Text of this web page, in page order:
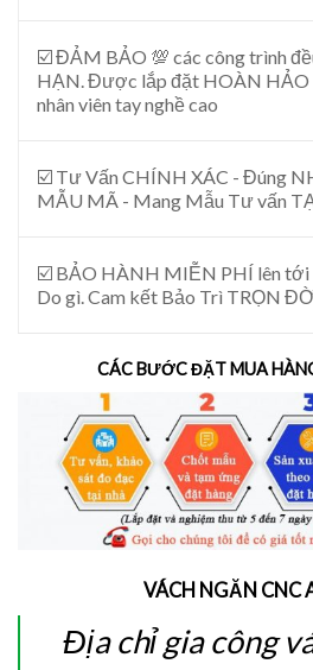
☑️ ĐẢM BẢO 💯 các công trình
HẠN. Được lắp đặt HOÀN
nhân viên tay nghề cao
☑️ Tư Vấn CHÍNH XÁC - Đúng
MẪU MÃ - Mang Mẫu Tư vấn
☑️ BẢO HÀNH MIỄN PHÍ lên tới
Do gì. Cam kết Bảo Trì TRỌN
CÁC BƯỚC ĐẶT MUA
VÁCH NGĂN CNC
Địa chỉ gia công